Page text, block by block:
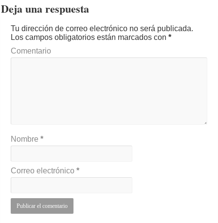
Deja una respuesta
Tu dirección de correo electrónico no será publicada.
Los campos obligatorios están marcados con*
Comentario
Nombre*
Correo electrónico*